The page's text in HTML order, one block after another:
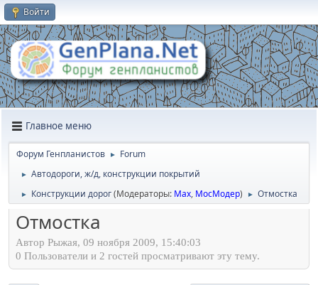
Войти
Главное меню
Форум Генпланистов ► Forum
► Автодороги, ж/д, конструкции покрытий
► Конструкции дорог(Модераторы: Max, МосМодер) ► Отмостка
Отмостка
Автор Рыжая, 09 ноября 2009, 15:40:03
0 Пользователи и 2 гостей просматривают эту тему.